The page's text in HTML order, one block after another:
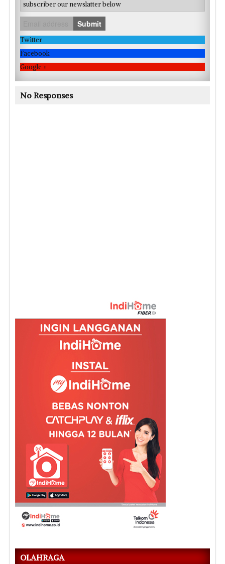
subscriber our newslatter below
Submit
Twitter
Facebook
Google +
No Responses
OLAHRAGA